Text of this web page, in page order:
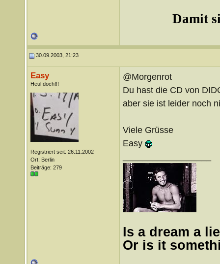
Damit
30.09.2003, 21:23
Easy
Heul doch!!!
Registriert seit: 26.11.2002
Ort: Berlin
Beiträge: 279
@Morgenrot
Du hast die CD von
aber sie ist leider noch
Viele Grüsse
Easy
Is a dream a
Or is it